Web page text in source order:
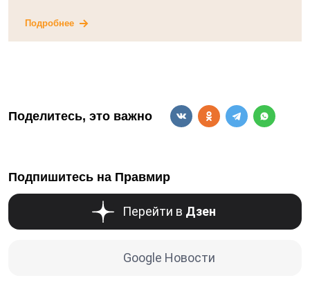
Подробнее
Поделитесь, это важно
Подпишитесь на Правмир
Перейти в Дзен
Google Новости